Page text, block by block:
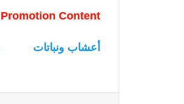
Promotion Content
أعشاب ونباتات